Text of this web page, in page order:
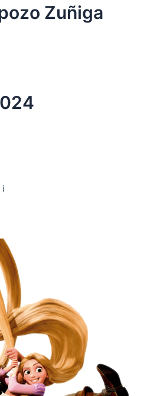
Zuñiga